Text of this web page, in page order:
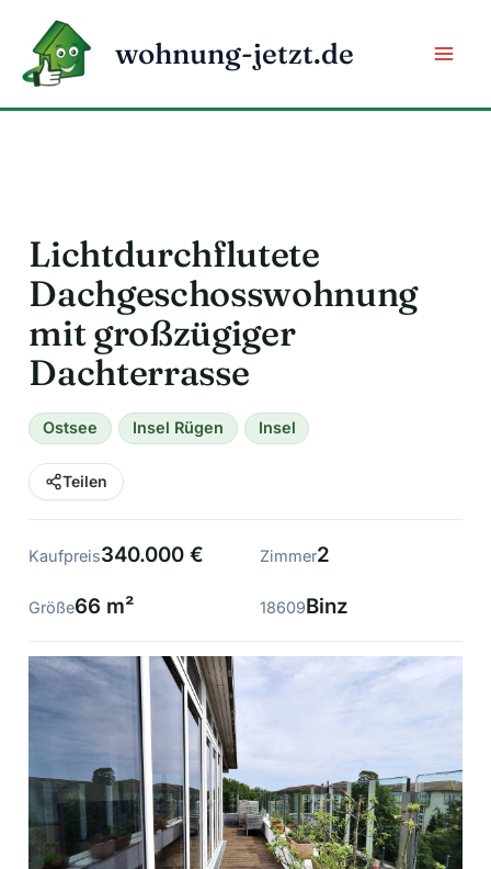
Inhalt
springen
wohnung-jetzt.de
Lichtdurchflutete
Dachgeschosswohnung
mit großzügiger
Dachterrasse
Ostsee Insel Rügen Insel
Teilen
Kaufpreis340.000 € Zimmer2
Größe66 m² 18609Binz